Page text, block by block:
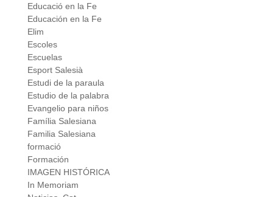
Educació en la Fe
Educación en la Fe
Elim
Escoles
Escuelas
Esport Salesià
Estudi de la paraula
Estudio de la palabra
Evangelio para niños
Família Salesiana
Familia Salesiana
formació
Formación
IMAGEN HISTÓRICA
In Memoriam